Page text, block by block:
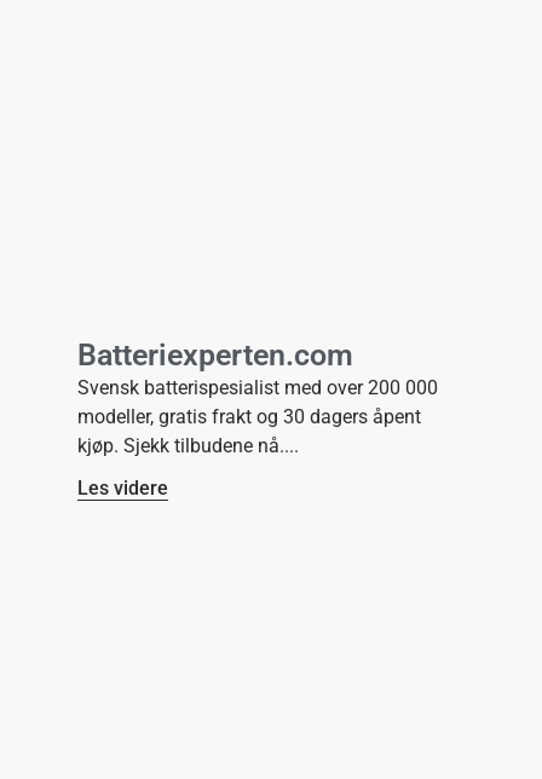
Batteriexperten.com
Svensk batterispesialist med over 200 000
modeller, gratis frakt og 30 dagers åpent
kjøp. Sjekk tilbudene nå.
Les videre